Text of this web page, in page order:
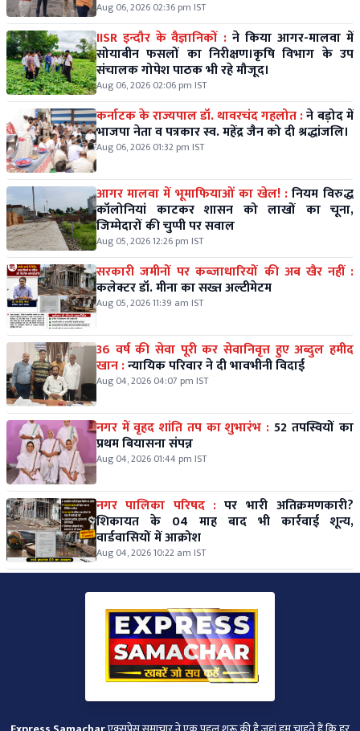
विशाल कलश यात्रा।
Aug 06, 2026 02:36 pm IST
IISR इन्दौर के वैज्ञानिकों : ने किया आगर-मालवा में
सोयाबीन फसलों का निरीक्षण।कृषि विभाग के उप
संचालक गोपेश पाठक भी रहे मौजूद।
Aug 06, 2026 02:06 pm IST
कर्नाटक के राज्यपाल डॉ. थावरचंद गहलोत :ने बड़ोद में
भाजपा नेता व पत्रकार स्व. महेंद्र जैन को दी श्रद्धांजलि।
Aug 06, 2026 01:32 pm IST
आगर मालवा में भूमाफियाओं का खेल! :नियम विरुद्ध
कॉलोनियां काटकर शासन को लाखों का चूना,
जिम्मेदारों की चुप्पी पर सवाल
Aug 05, 2026 12:26 pm IST
सरकारी जमीनों पर कब्जाधारियों की अब खैर नहीं :
कलेक्टर डॉ. मीना का सख्त अल्टीमेटम
Aug 05, 2026 11:39 am IST
36 वर्ष की सेवा पूरी कर सेवानिवृत्त हुए अब्दुल हमीद
खान :न्यायिक परिवार ने दी भावभीनी विदाई
Aug 04, 2026 04:07 pm IST
नगर में वृहद शांति तप का शुभारंभ : 52 तपस्वियों का
प्रथम बियासना संपन्न
Aug 04, 2026 01:44 pm IST
नगर पालिका परिषद : पर भारी अतिक्रमणकारी?
शिकायत के 04 माह बाद भी कार्रवाई शून्य,
वार्डवासियों में आक्रोश
Aug 04, 2026 10:22 am IST